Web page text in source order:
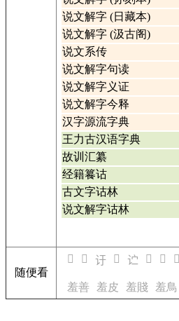
说文解字 (日藏本)
说文解字 (汲古阁)
说文系传
说文解字句读
说文解字义证
说文解字今释
汉字源流字典
王力古汉语字典
故训汇纂
经籍籑诂
古文字诂林
说文解字诂林
随便看
𬣗 𬣘 𬣙 𬣛 𬣞 𬣟 𬣠 𬣢
羞善
羞皮 羞賤 羞鳥